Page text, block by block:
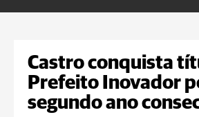
Castro conquista
Prefeito Inovador
segundo ano